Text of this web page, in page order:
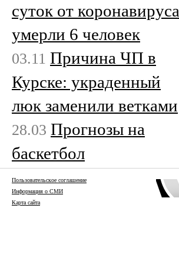
суток от коронавируса
умерли 6 человек
03.11 Причина ЧП в
Курске: украденный
люк заменили ветками
28.03 Прогнозы на
баскетбол
Пользовательское соглашение
Информация о СМИ
Карта сайта